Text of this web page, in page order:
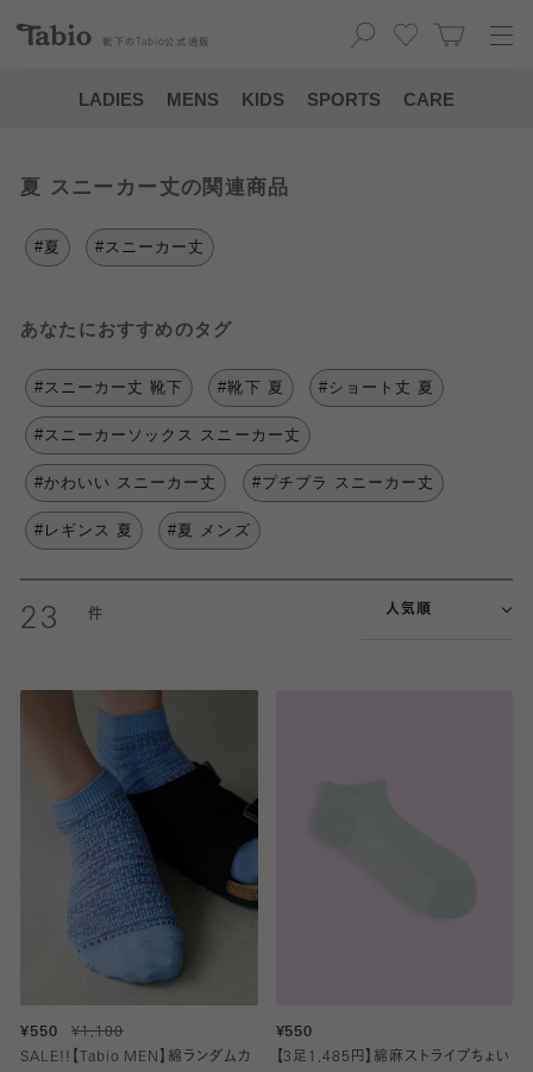
靴下の Tabio 公式通販
LADIES MENS KIDS SPORTS CARE
夏 スニーカー丈の関連商品
#夏 #スニーカー丈
あなたにおすすめのタグ
#スニーカー丈 靴下 #靴下 夏 #ショート丈 夏
#スニーカーソックス スニーカー丈
#かわいい スニーカー丈 #プチプラ スニーカー丈
#レギンス 夏 #夏 メンズ
23 人気順
¥550
¥1,100
SALE!!【Tabio MEN】綿ランダムカ
¥550
【3足1,485円】綿麻ストライプちょい